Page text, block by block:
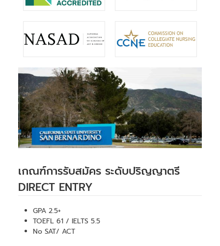
เกณฑ์การรับสมัคร ระดับปริญญาตรี
DIRECT ENTRY
GPA 2.5+
TOEFL 61 / IELTS 5.5
No SAT/ ACT